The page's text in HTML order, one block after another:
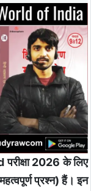
2026 के लिए
प्रश्न) हैं। इन